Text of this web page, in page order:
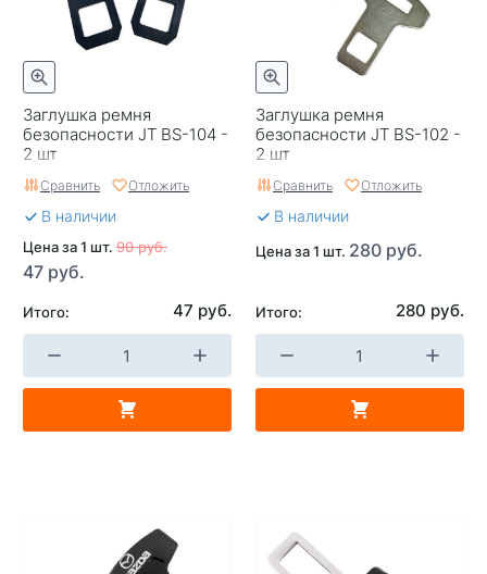
Заглушка ремня
безопасности JT BS-104 -
2 шт
Сравнить Отложить
В наличии
Цена за 1 шт. 90 руб.
47 руб.
Итого: 47 руб.
Заглушка ремня
безопасности JT BS-102 -
2 шт
Сравнить Отложить
В наличии
Цена за 1 шт. 280 руб.
Итого: 280 руб.